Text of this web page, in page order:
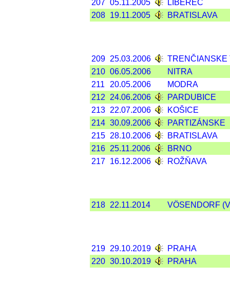
207 05.11.2005
LIBEREC
208 19.11.2005 BRATISLAVA
209 25.03.2006
TRENČIANSKE
210 06.05.2006
NITRA
211
20.05.2006
MODRA
212
24.06.2006
PARDUBICE
213 22.07.2006
KOŠICE
214 30.09.2006
PARTIZÁNSKE
215 28.10.2006
BRATISLAVA
216 25.11.2006
BRNO
217 16.12.2006 ROŽŇAVA
218 22.11.2014 VÖSENDORF
219 29.10.2019
PRAHA
220 30.10.2019 PRAHA